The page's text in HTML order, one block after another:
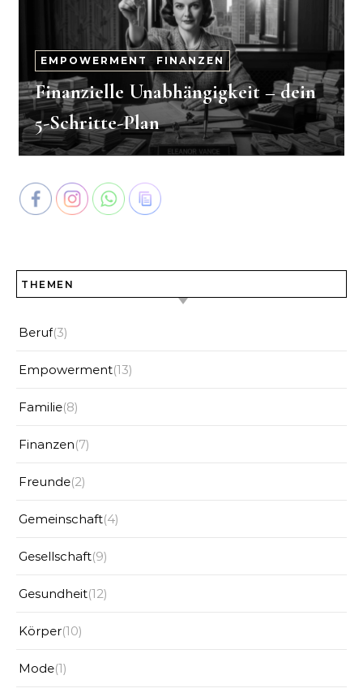
EMPOWERMENT - FINANZEN
Finanzielle Unabhängigkeit – dein
5-Schritte-Plan
THEMEN
Beruf(3)
Empowerment(13)
Familie(8)
Finanzen(7)
Freunde(2)
Gemeinschaft(4)
Gesellschaft(9)
Gesundheit(12)
Körper(10)
Mode(1)